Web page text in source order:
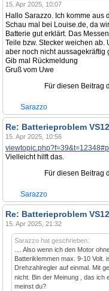
15. Apr 2025, 10:07
Hallo Sarazzo. Ich komme aus
Schau mal bei Louise.de, da
Batterie gut erklärt. Das
Teile bzw. Stecker weichen
aber noch nicht aussagekräftig
Gib mal Rückmeldung
Gruß vom Uwe
Für diesen Beitrag
Sarazzo
Re: Batterieproblem
15. Apr 2025, 10:56
Vielleicht hilft das.
Für diesen Beitrag
Sarazzo
Re: Batterieproblem
15. Apr 2025, 21:32
Sarazzo hat geschrieben:
.... Also wenn ich den Motor
Batteriklemmen max. 9-10 Volt.
Drehzahlregler auf einmal. Mit
nicht. Bin der Meinung , das ich
meinst du?